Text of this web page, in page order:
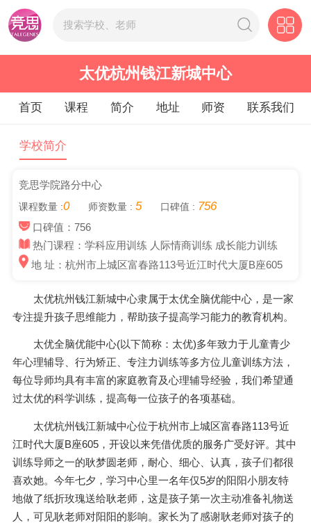
太优杭州钱江新城中心
首页 课程 简介 地址 师资 联系我们
学校简介
竞思学院路分中心
课程数量 :0 师资数量 : 5 口碑值 : 756
口碑值：756
热门课程：学科应用训练 人际情商训练 成长能力训练
地 址：杭州市上城区富春路113号近江时代大厦B座605
太优杭州钱江新城中心隶属于太优全脑优能中心，是一家
专注提升孩子思维能力，帮助孩子提高学习能力的教育机构。
太优全脑优能中心(以下简称：太优)多年致力于儿童青少
年心理辅导、行为矫正、专注力训练等多方位儿童训练方法，
每位导师均具有丰富的家庭教育及心理辅导经验，我们希望通
过太优的科学训练，提高每一位孩子的各项基础。
太优杭州钱江新城中心位于杭州市上城区富春路113号近
江时代大厦B座605，开设以来凭借优质的服务广受好评。其中
训练导师之一的耿梦圆老师，耐心、细心、认真，孩子们都很
喜欢她。今年七夕，学习中心里一名年仅5岁的阳阳小朋友特
地做了纸折玫瑰送给耿老师，这是孩子第一次主动准备礼物送
人，可见耿老师对阳阳的影响。家长为了感谢耿老师对孩子的